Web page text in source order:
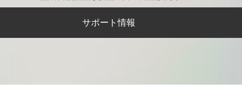
サポート情報